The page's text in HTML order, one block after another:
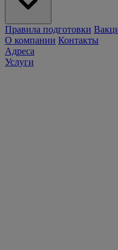
Правила подготовки
О компании Контакты
Адреса
Услуги